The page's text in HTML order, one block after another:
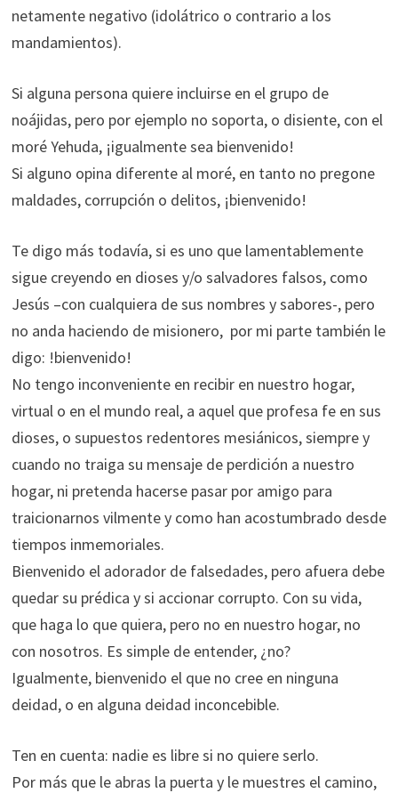
netamente negativo (idolátrico o contrario a los
mandamientos).
Si alguna persona quiere incluirse en el grupo de
noájidas, pero por ejemplo no soporta, o disiente, con el
moré Yehuda, ¡igualmente sea bienvenido!
Si alguno opina diferente al moré, en tanto no pregone
maldades, corrupción o delitos, ¡bienvenido!
Te digo más todavía, si es uno que lamentablemente
sigue creyendo en dioses y/o salvadores falsos, como
Jesús –con cualquiera de sus nombres y sabores-, pero
no anda haciendo de misionero, por mi parte también le
digo: !bienvenido!
No tengo inconveniente en recibir en nuestro hogar,
virtual o en el mundo real, a aquel que profesa fe en sus
dioses, o supuestos redentores mesiánicos, siempre y
cuando no traiga su mensaje de perdición a nuestro
hogar, ni pretenda hacerse pasar por amigo para
traicionarnos vilmente y como han acostumbrado desde
tiempos inmemoriales.
Bienvenido el adorador de falsedades, pero afuera debe
quedar su prédica y si accionar corrupto. Con su vida,
que haga lo que quiera, pero no en nuestro hogar, no
con nosotros. Es simple de entender, ¿no?
Igualmente, bienvenido el que no cree en ninguna
deidad, o en alguna deidad inconcebible.
Ten en cuenta: nadie es libre si no quiere serlo.
Por más que le abras la puerta y le muestres el camino,